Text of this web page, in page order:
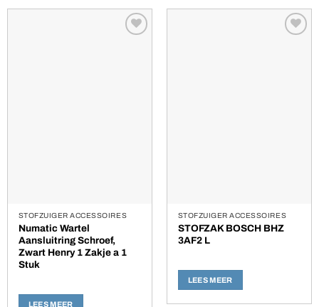
STOFZUIGER ACCESSOIRES
Numatic Wartel
Aansluitring Schroef,
Zwart Henry 1 Zakje a 1
Stuk
LEES MEER
STOFZUIGER ACCESSOIRES
STOFZAK BOSCH BHZ
3AF2 L
LEES MEER